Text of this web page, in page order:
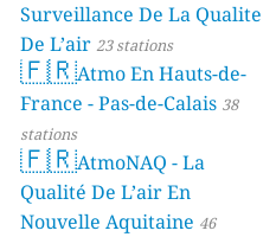
Surveillance De La Qualite
De L’air 23 stations
🇫🇷Atmo En Hauts-de-
France - Pas-de-Calais 38
stations
🇫🇷AtmoNAQ - La
Qualité De L’air En
Nouvelle Aquitaine 46